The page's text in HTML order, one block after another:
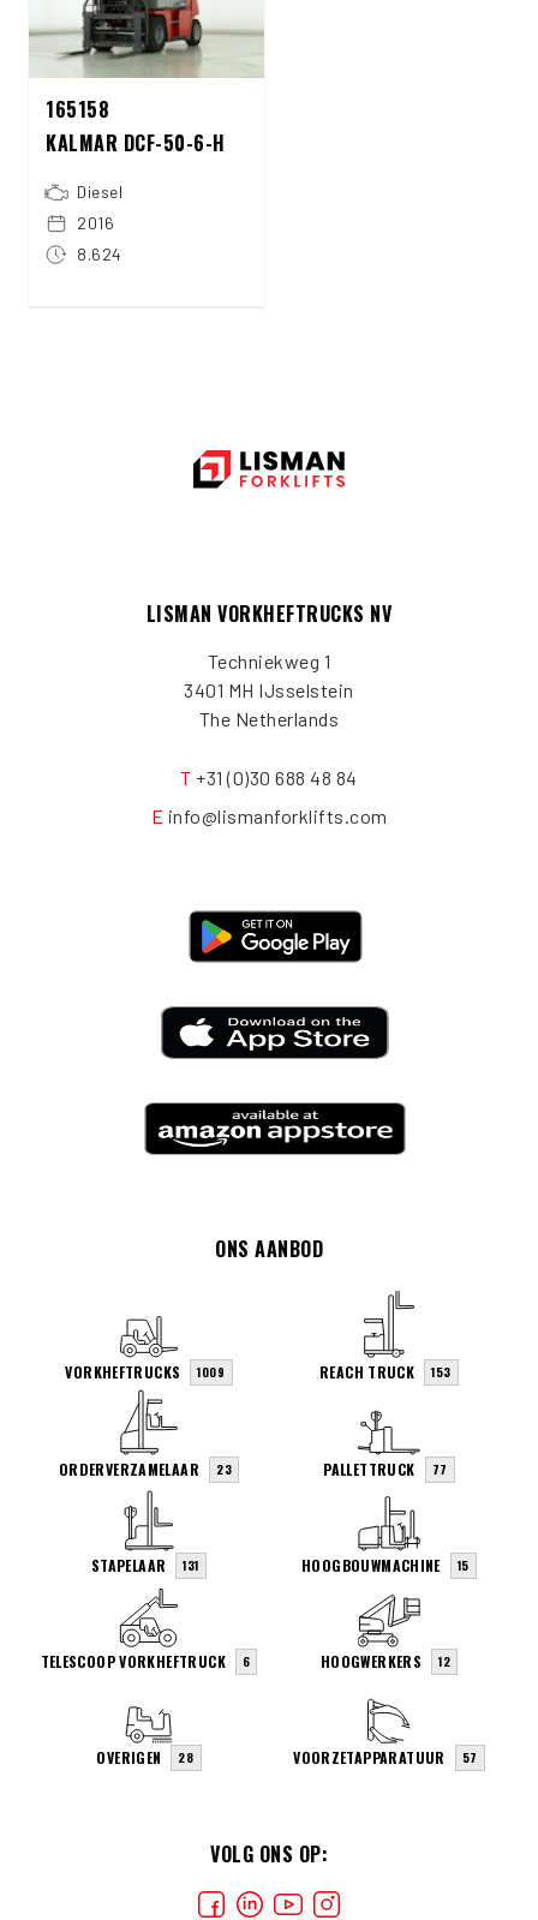
165158
KALMAR DCF-50-6-H
Diesel
2016
8.624
LISMAN VORKHEFTRUCKS NV
Techniekweg 1
3401 MH IJsselstein
The Netherlands
T +31 (0)30 688 48 84
E info@lismanforklifts.com
VOLG ONS OP:
ONS AANBOD
VORKHEFTRUCKS 1009 REACH TRUCK 153
ORDERVERZAMELAAR 23 PALLETTRUCK 77
STAPELAAR 131 HOOGBOUWMACHINE 15
TELESCOOP VORKHEFTRUCK 6 HOOGWERKERS 12
OVERIGEN 28 VOORZETAPPARATUUR 57